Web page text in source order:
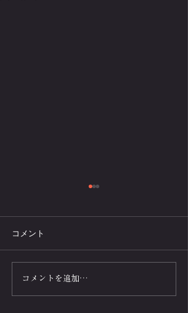
腕立て伏せはダイエット
や痩せる効果がある?男女
コメント
コメントを追加…